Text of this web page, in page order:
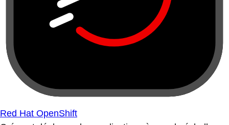
Red Hat OpenShift